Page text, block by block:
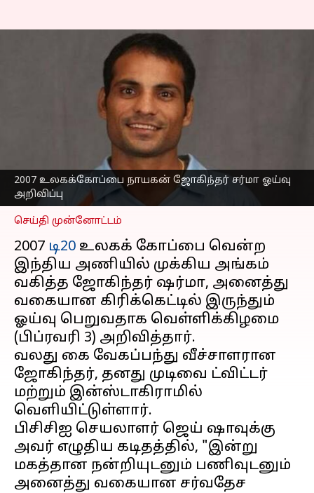
2007 உலகக்கோப்பை நாயகன் ஜோகிந்தர் சர்மா ஓய்வு
அறிவிப்பு
அனைத்து வகையான
கிரிக்கெட்டில் இருந்தும்
ஓய்வு! 2007
உலகக்கோப்பை நாயகன்
ஜோகிந்தர் சர்மா
அறிவிப்பு!
எழுதியவர் Sekar Chinnappan Feb 03, 2023 06:40 pm
செய்தி முன்னோட்டம்
2007 டி20 உலகக் கோப்பை வென்ற
இந்திய அணியில் முக்கிய அங்கம்
வகித்த ஜோகிந்தர் ஷர்மா, அனைத்து
வகையான கிரிக்கெட்டில் இருந்தும்
ஓய்வு பெறுவதாக வெள்ளிக்கிழமை
(பிப்ரவரி 3) அறிவித்தார்.
வலது கை வேகப்பந்து வீச்சாளரான
ஜோகிந்தர், தனது முடிவை ட்விட்டர்
மற்றும் இன்ஸ்டாகிராமில்
வெளியிட்டுள்ளார்.
பிசிசிஐ செயலாளர் ஜெய் ஷாவுக்கு
அவர் எழுதிய கடிதத்தில், "இன்று
மகத்தான நன்றியுடனும் பணிவுடனும்
அனைத்து வகையான சர்வதேச